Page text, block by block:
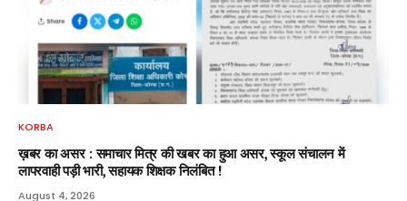
KORBA
ख़बर का असर : समाचार मित्र की खबर का हुआ असर, स्कूल संचालन में
लापरवाही पड़ी भारी, सहायक शिक्षक निलंबित !
August 4, 2026